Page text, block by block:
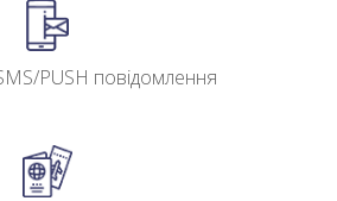
PUSH повідомлення